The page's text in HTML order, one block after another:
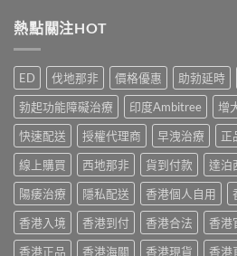
得
買
建
議〉
中
用
讀
用
法
用
量
完
整
教
學〉
中
全
港
用
家
真
實
服
用
經
驗
與
安
全
犀
利
評
價：
香
港
用
家
真
實
服
用
報
告
熱點關注HOT
ED 伐地那非 價格優惠 助勃延時
勃起功能障礙治療
印度Ambitree 增
快速配送
授權代理商 早洩治療 正
線上購買
西地那非 貨到付款 達泊
陽痿治療
隱私配送 香港個人自用
香港入境
香港到付 香港合法 香港
香港正品
香港海關 香港現貨 香港